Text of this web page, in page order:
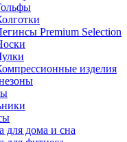
Premium Selection
изделия
для дома и сна